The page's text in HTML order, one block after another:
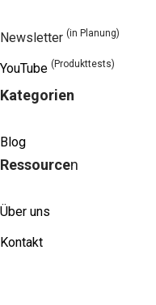
Newsletter (in Planung)
YouTube (Produkttests)
Kategorien
Blog
Ressourcen
Über uns
Kontakt